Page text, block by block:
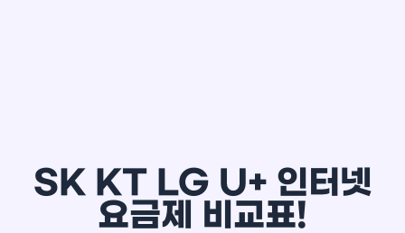
SK KT LG U+ 인터넷
요금제 비교표!